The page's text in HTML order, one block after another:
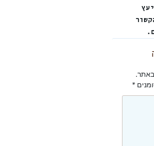
באתר.
*